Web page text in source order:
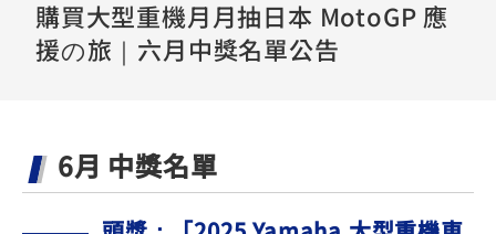
YZF-R3
YZF-R15
150
MT-
550+
MT-
155
NMAX
AUGUR
150
X
125
2.0
150
JOG
購買大型重機月月抽日本 MotoGP 應
援の旅｜六月中獎名單公告
6月 中獎名單